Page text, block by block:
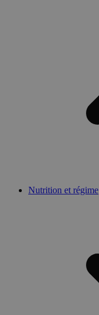
Nutrition et régime